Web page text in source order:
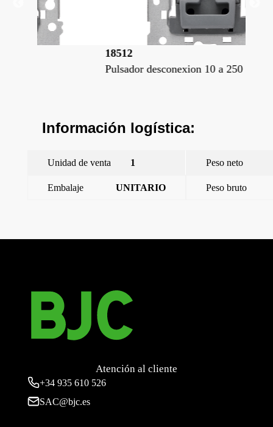
Pulsador desconexion 10 a 250 v~
Información logística:
Unidad de venta 1 Peso neto
Embalaje UNITARIO Peso bruto
Atención al cliente
+34 935 610 526
SAC@bjc.es